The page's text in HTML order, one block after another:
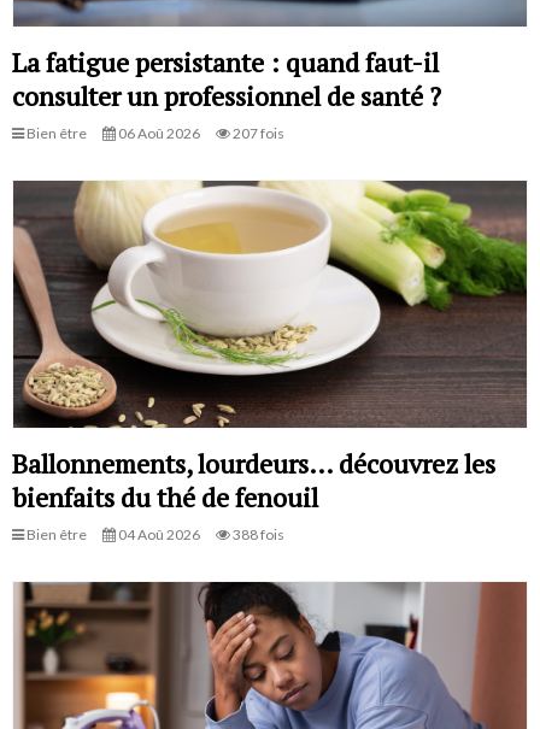
La fatigue persistante : quand faut-il
consulter un professionnel de santé ?
Bien être 06 Aoû 2026 207 fois
Ballonnements, lourdeurs… découvrez les
bienfaits du thé de fenouil
Bien être 04 Aoû 2026 388 fois